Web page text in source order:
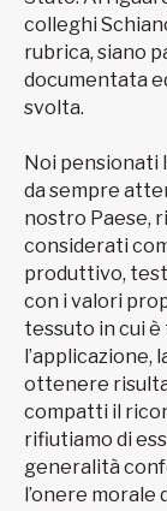
colleghi
rubrica, siano
documentata
svolta.
Noi pensionati
da sempre
nostro Paese,
considerati
produttivo,
con i valori
tessuto in cui
l’applicazione,
ottenere
compatti il
rifiutiamo di
generalità
l’onere